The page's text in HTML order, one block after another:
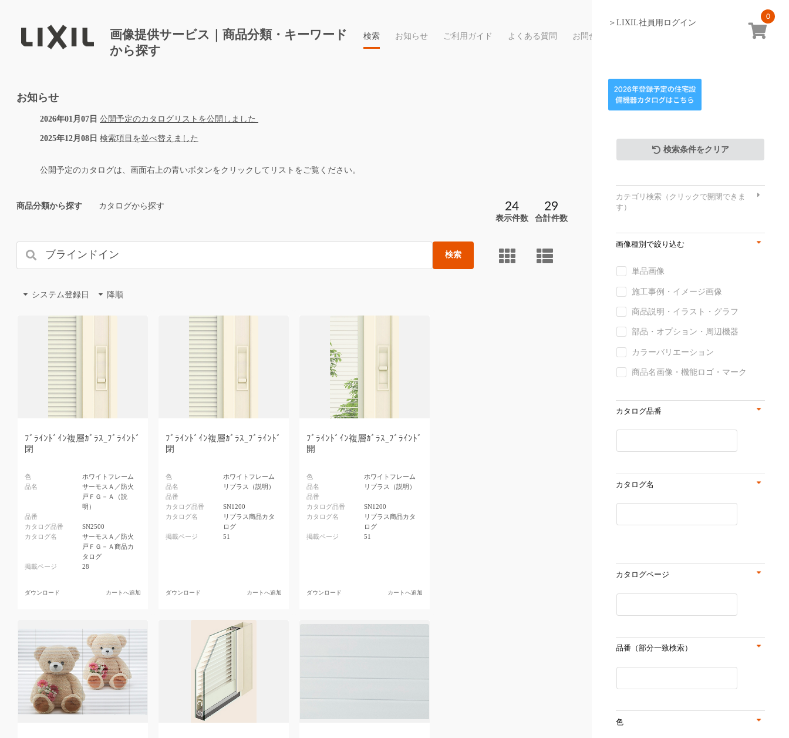
画像提供サービス｜商品分類・キーワード
から探す
検索 お知らせ ご利用ガイド よくある質問 お問合せ
お知らせ
2026年01月07日 公開予定のカタログリストを公開しました
2025年12月08日 検索項目を並べ替えました
公開予定のカタログは、画面右上の青いボタンをクリックしてリストをご覧ください。
商品分類から探す カタログから探す 24
表示件数
29
合計件数
検索
システム登録日 降順
ﾌﾞﾗｲﾝﾄﾞｲﾝ複層ｶﾞﾗｽ_ﾌﾞﾗｲﾝﾄﾞ
閉
色
ホワイトフレーム
品名
サーモスＡ／防火
戸ＦＧ－Ａ（説
明）
品番
カタログ品番
SN2500
カタログ名
サーモスＡ／防火
戸ＦＧ－Ａ商品カ
タログ
掲載ページ
28
ダウンロード カートへ追加
ﾌﾞﾗｲﾝﾄﾞｲﾝ複層ｶﾞﾗｽ_ﾌﾞﾗｲﾝﾄﾞ
閉
色
ホワイトフレーム
品名
リプラス（説明）
品番
カタログ品番
SN1200
カタログ名
リプラス商品カタ
ログ
掲載ページ
51
ダウンロード カートへ追加
ﾌﾞﾗｲﾝﾄﾞｲﾝ複層ｶﾞﾗｽ_ﾌﾞﾗｲﾝﾄﾞ
開
色
ホワイトフレーム
品名
リプラス（説明）
品番
カタログ品番
SN1200
カタログ名
リプラス商品カタ
ログ
掲載ページ
51
ダウンロード カートへ追加
＞LIXIL社員用ログイン
0
検索条件をクリア
カテゴリ検索（クリックで開閉できま
す）
画像種別で絞り込む
単品画像
施工事例・イメージ画像
商品説明・イラスト・グラフ
部品・オプション・周辺機器
カラーバリエーション
商品名画像・機能ロゴ・マーク
カタログ品番
カタログ名
カタログページ
品番（部分一致検索）
色